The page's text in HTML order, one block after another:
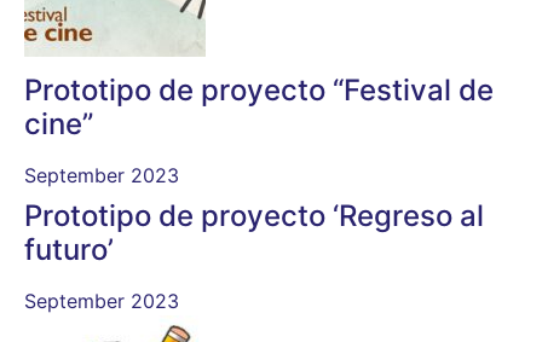
Prototipo de proyecto “Festival de
cine”
September 2023
Prototipo de proyecto ‘Regreso al
futuro’
September 2023